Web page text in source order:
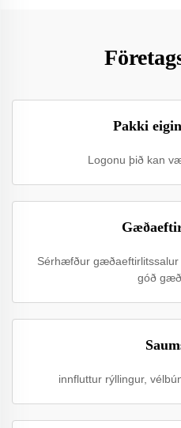
Pakki
Logonu þið kan
Sérhæfður gæðaeftirlitssalur
góð
innfluttur rýllingur,